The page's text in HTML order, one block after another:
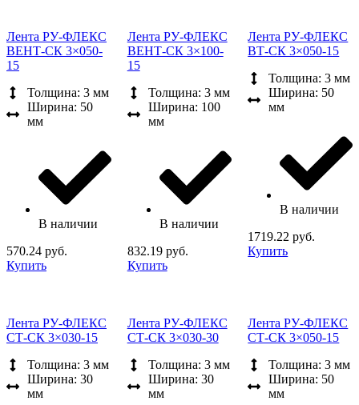
Лента РУ-ФЛЕКС
ВЕНТ-СК 3×050-
15
Толщина: 3 мм
Ширина: 50
мм
В наличии
570.24 руб.
Купить
Лента РУ-ФЛЕКС
ВЕНТ-СК 3×100-
15
Толщина: 3 мм
Ширина: 100
мм
В наличии
832.19 руб.
Купить
Лента РУ-ФЛЕКС
ВТ-СК 3×050-15
Толщина: 3 мм
Ширина: 50
мм
В наличии
1719.22 руб.
Купить
Лента РУ-ФЛЕКС
СТ-СК 3×030-15
Толщина: 3 мм
Ширина: 30
мм
Лента РУ-ФЛЕКС
СТ-СК 3×030-30
Толщина: 3 мм
Ширина: 30
мм
Лента РУ-ФЛЕКС
СТ-СК 3×050-15
Толщина: 3 мм
Ширина: 50
мм